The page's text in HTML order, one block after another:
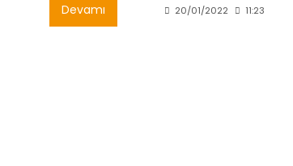
Devamı 20/01/2022 11:23